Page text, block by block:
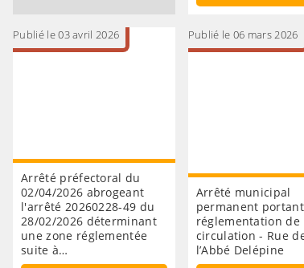
Publié le 03 avril 2026
Arrêté préfectoral du
02/04/2026 abrogeant
l'arrêté 20260228-49 du
28/02/2026 déterminant
une zone réglementée
suite à…
Publié le 06 mars 2026
Arrêté municipal
permanent portant
réglementation de
circulation - Rue
l’Abbé Delépine